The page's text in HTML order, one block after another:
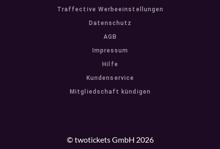
Traffective Werbeeinstellungen
Datenschutz
AGB
Impressum
Hilfe
Kundenservice
Mitgliedschaft kündigen
© twotickets GmbH 2026